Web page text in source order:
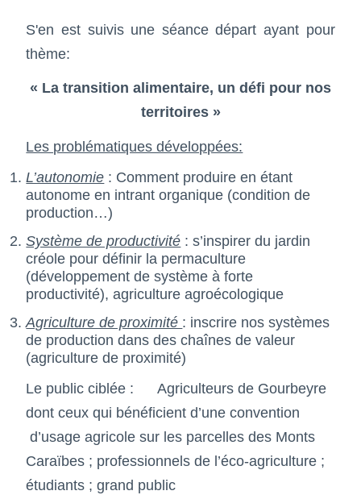
S'en est suivis une séance départ ayant pour
thème:
« La transition alimentaire, un défi pour nos
territoires »
Les problématiques développées:
L’autonomie : Comment produire en étant
autonome en intrant organique (condition de
production…)
Système de productivité : s’inspirer du jardin
créole pour définir la permaculture
(développement de système à forte
productivité), agriculture agroécologique
Agriculture de proximité : inscrire nos systèmes
de production dans des chaînes de valeur
(agriculture de proximité)
Le public ciblée : Agriculteurs de Gourbeyre
dont ceux qui bénéficient d’une convention
d’usage agricole sur les parcelles des Monts
Caraïbes ; professionnels de l’éco-agriculture ;
étudiants ; grand public